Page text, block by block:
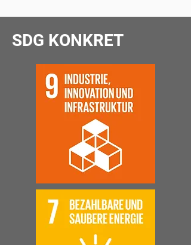
SDG KONKRET